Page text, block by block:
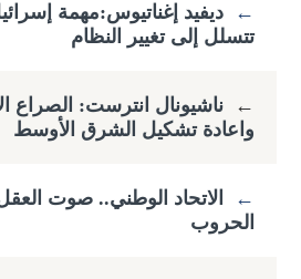
←
ديفيد إغناتيوس:مهمة
تتسلل إلى تغيير النظام
←
ناشيونال انترست: الصراع
واعادة تشكيل الشرق الأوسط
←
الاتحاد الوطني.. صوت
الحروب